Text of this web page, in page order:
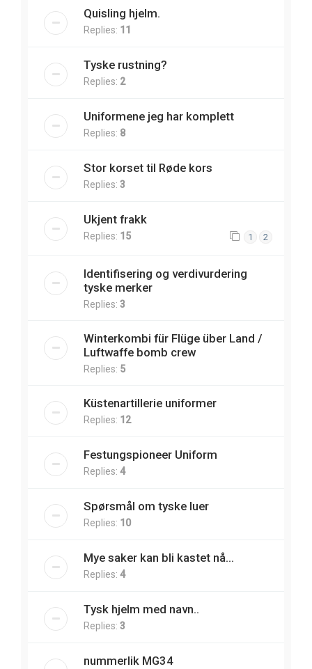
Quisling hjelm.
Replies: 11
Tyske rustning?
Replies: 2
Uniformene jeg har komplett
Replies: 8
Stor korset til Røde kors
Replies: 3
Ukjent frakk
Replies: 15 1 2
Identifisering og verdivurdering
tyske merker
Replies: 3
Winterkombi für Flüge über Land /
Luftwaffe bomb crew
Replies: 5
Küstenartillerie uniformer
Replies: 12
Festungspioneer Uniform
Replies: 4
Spørsmål om tyske luer
Replies: 10
Mye saker kan bli kastet nå...
Replies: 4
Tysk hjelm med navn..
Replies: 3
nummerlik MG34